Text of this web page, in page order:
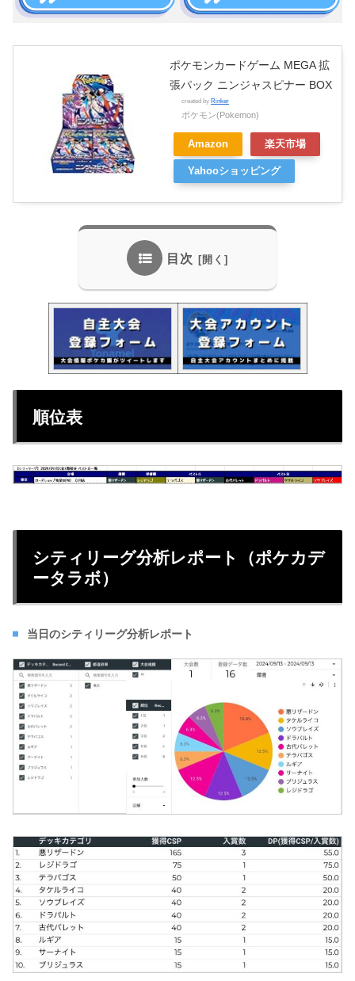
ポケモンカードゲーム MEGA 拡
張パック ニンジャスピナー BOX
created by Rinker
ポケモン(Pokemon)
Amazon 楽天市場
Yahooショッピング
目次
順位表
シティリーグ分析レポート（ポケカデ
ータラボ）
当日のシティリーグ分析レポート